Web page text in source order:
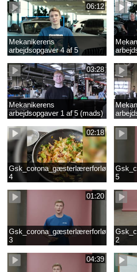
06:12
Mekanikerens
arbejdsopgaver 4 af 5
(Frederik Vesti)
03:28
Mekanikerens
arbejdsopgaver 1 af 5 (mads)
02:18
4
5
01:20
3
2
04:39